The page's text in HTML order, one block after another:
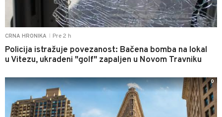
CRNA HRONIKA Pre 2 h
Policija istražuje povezanost: Bačena bomba na lokal
u Vitezu, ukradeni "golf" zapaljen u Novom Travniku
0